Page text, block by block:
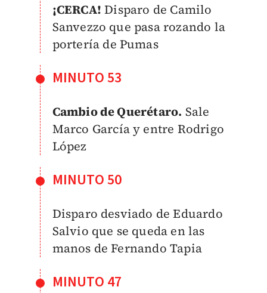
¡CERCA! Disparo de Camilo
Sanvezzo que pasa rozando la
portería de Pumas
MINUTO 53
Cambio de Querétaro. Sale
Marco García y entre Rodrigo
López
MINUTO 50
Disparo desviado de Eduardo
Salvio que se queda en las
manos de Fernando Tapia
MINUTO 47